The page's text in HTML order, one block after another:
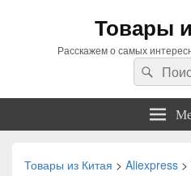
Товары
Расскажем о самых
Search
for:
Товары из Китая > Aliexpress >